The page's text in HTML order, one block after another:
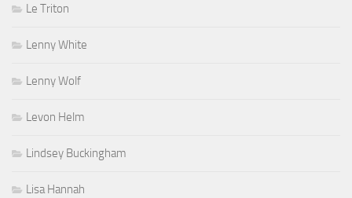
Le Triton
Lenny White
Lenny Wolf
Levon Helm
Lindsey Buckingham
Lisa Hannah